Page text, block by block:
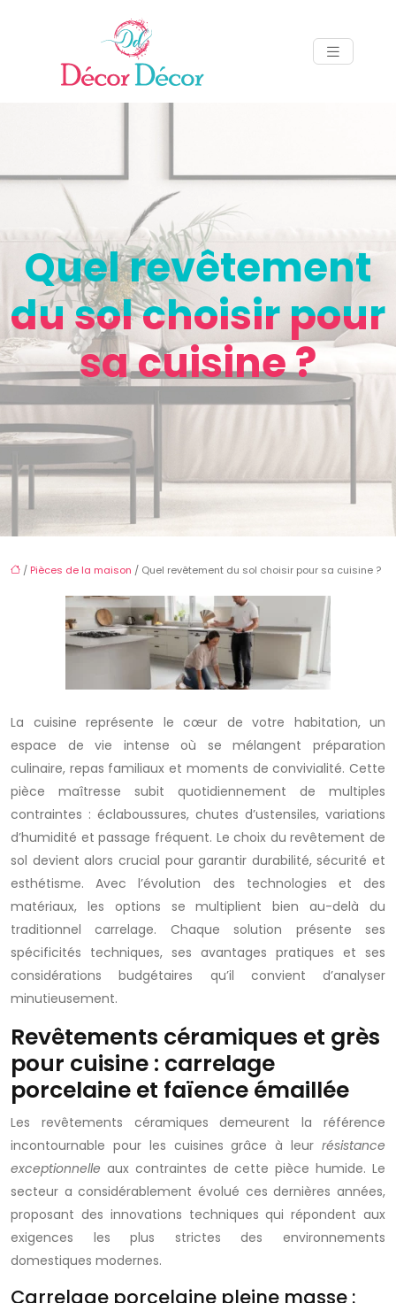
Quel revêtement
du sol choisir pour
sa cuisine ?
/ Pièces de la maison / Quel revêtement du sol choisir pour sa cuisine ?
La cuisine représente le cœur de votre habitation, un
espace de vie intense où se mélangent préparation
culinaire, repas familiaux et moments de convivialité. Cette
pièce maîtresse subit quotidiennement de multiples
contraintes : éclaboussures, chutes d’ustensiles, variations
d’humidité et passage fréquent. Le choix du revêtement de
sol devient alors crucial pour garantir durabilité, sécurité et
esthétisme. Avec l’évolution des technologies et des
matériaux, les options se multiplient bien au-delà du
traditionnel carrelage. Chaque solution présente ses
spécificités techniques, ses avantages pratiques et ses
considérations budgétaires qu’il convient d’analyser
minutieusement.
Revêtements céramiques et grès
pour cuisine : carrelage
porcelaine et faïence émaillée
Les revêtements céramiques demeurent la référence
incontournable pour les cuisines grâce à leur résistance
exceptionnelle aux contraintes de cette pièce humide. Le
secteur a considérablement évolué ces dernières années,
proposant des innovations techniques qui répondent aux
exigences les plus strictes des environnements
domestiques modernes.
Carrelage porcelaine pleine masse :